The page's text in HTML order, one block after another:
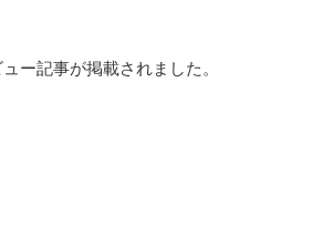
ー記事が掲載されました。